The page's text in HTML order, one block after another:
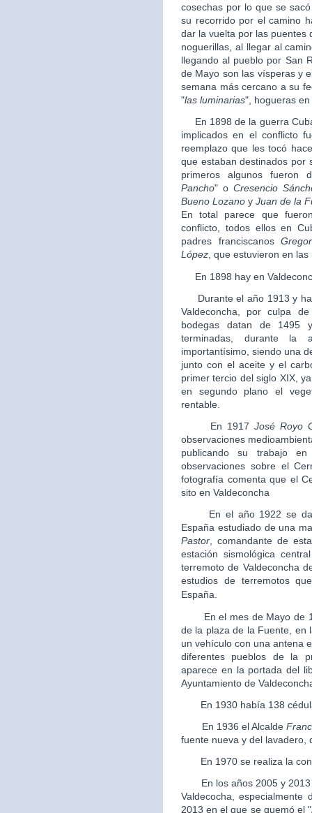
cosechas por lo que se
su recorrido por el camino
dar la vuelta por las puentes
noguerillas, al llegar al
llegando al pueblo por San
de Mayo son las vísperas y
semana más cercano a su
"las luminarias", hogueras
En 1898 de la guerra
implicados en el conflicto
reemplazo que les tocó
que estaban destinados por
primeros algunos fueron
Pancho" o Cresencio
Bueno Lozano y Juan de la
En total parece que
conflicto, todos ellos en
padres franciscanos
López, que estuvieron en las
En 1898 hay en
Durante el año 1913 y
Valdeconcha, por culpa
bodegas datan de 1495
terminadas, durante la
importantísimo, siendo una
junto con el aceite y el
primer tercio del siglo XIX,
en segundo plano el
rentable.
En 1917 José Royo
observaciones
publicando su trabajo
observaciones sobre el
fotografía comenta que el
sito en Valdeconcha
En el año 1922 se data
España estudiado de una
Pastor, comandante de
estación sismológica
terremoto de Valdeconcha
estudios de terremotos
España.
En el mes de Mayo de
de la plaza de la Fuente, en
un vehículo con una antena
diferentes pueblos de la
aparece en la portada del
Ayuntamiento de
En 1930 había 138
En 1936 el Alcalde
fuente nueva y del lavadero,
En 1970 se realiza la
En los años 2005 y 2013
Valdecocha,
2013 en el que se quemó el "